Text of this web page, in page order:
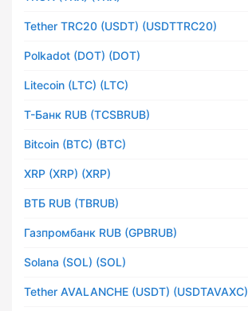
Tether TRC20 (USDT) (USDTTRC20)
Polkadot (DOT) (DOT)
Litecoin (LTC) (LTC)
Т-Банк RUB (TCSBRUB)
Bitcoin (BTC) (BTC)
XRP (XRP) (XRP)
ВТБ RUB (TBRUB)
Газпромбанк RUB (GPBRUB)
Solana (SOL) (SOL)
Tether AVALANCHE (USDT) (USDTAVAXC)